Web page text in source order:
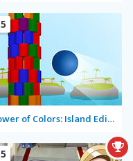
Tower of Colors: Island Edition
5
5